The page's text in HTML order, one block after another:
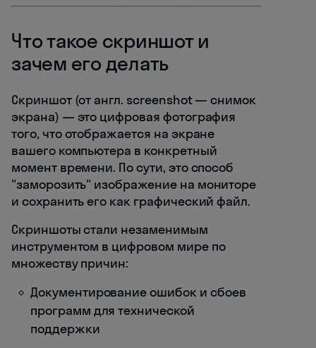
Что такое скриншот и
зачем его делать
Скриншот (от англ. screenshot — снимок
экрана) — это цифровая фотография
того, что отображается на экране
вашего компьютера в конкретный
момент времени. По сути, это способ
"заморозить" изображение на мониторе
и сохранить его как графический файл.
Скриншоты стали незаменимым
инструментом в цифровом мире по
множеству причин:
Документирование ошибок и сбоев
программ для технической
поддержки